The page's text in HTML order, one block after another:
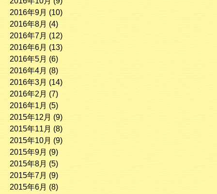
2016年9月 (10)
2016年8月 (4)
2016年7月 (12)
2016年6月 (13)
2016年5月 (6)
2016年4月 (8)
2016年3月 (14)
2016年2月 (7)
2016年1月 (5)
2015年12月 (9)
2015年11月 (8)
2015年10月 (9)
2015年9月 (9)
2015年8月 (5)
2015年7月 (9)
2015年6月 (8)